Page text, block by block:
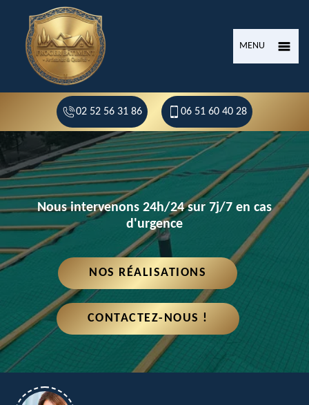
MENU
02 52 56 31 86 06 51 60 40 28
Nous intervenons 24h/24 sur 7j/7 en cas
d'urgence
NOS RÉALISATIONS
CONTACTEZ-NOUS !